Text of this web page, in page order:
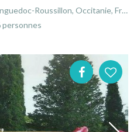
Roussillon, Occitanie, France
personnes